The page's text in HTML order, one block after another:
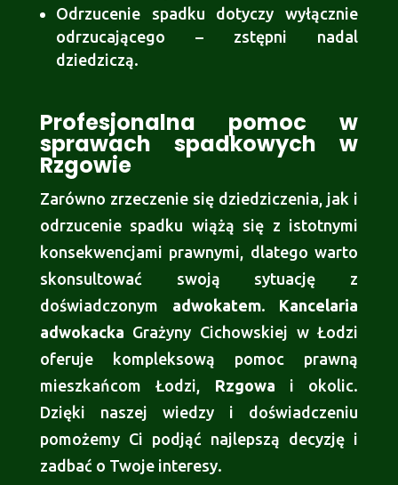
Odrzucenie spadku dotyczy wyłącznie
odrzucającego – zstępni nadal
dziedziczą.
Profesjonalna pomoc w
sprawach spadkowych w
Rzgowie
Zarówno zrzeczenie się dziedziczenia, jak i
odrzucenie spadku wiążą się z istotnymi
konsekwencjami prawnymi, dlatego warto
skonsultować swoją sytuację z
doświadczonym adwokatem. Kancelaria
adwokacka Grażyny Cichowskiej w Łodzi
oferuje kompleksową pomoc prawną
mieszkańcom Łodzi, Rzgowa i okolic.
Dzięki naszej wiedzy i doświadczeniu
pomożemy Ci podjąć najlepszą decyzję i
zadbać o Twoje interesy.